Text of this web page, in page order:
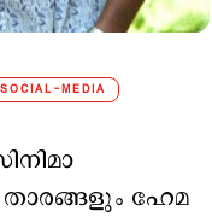
SOCIAL-MEDIA
ഹേമ